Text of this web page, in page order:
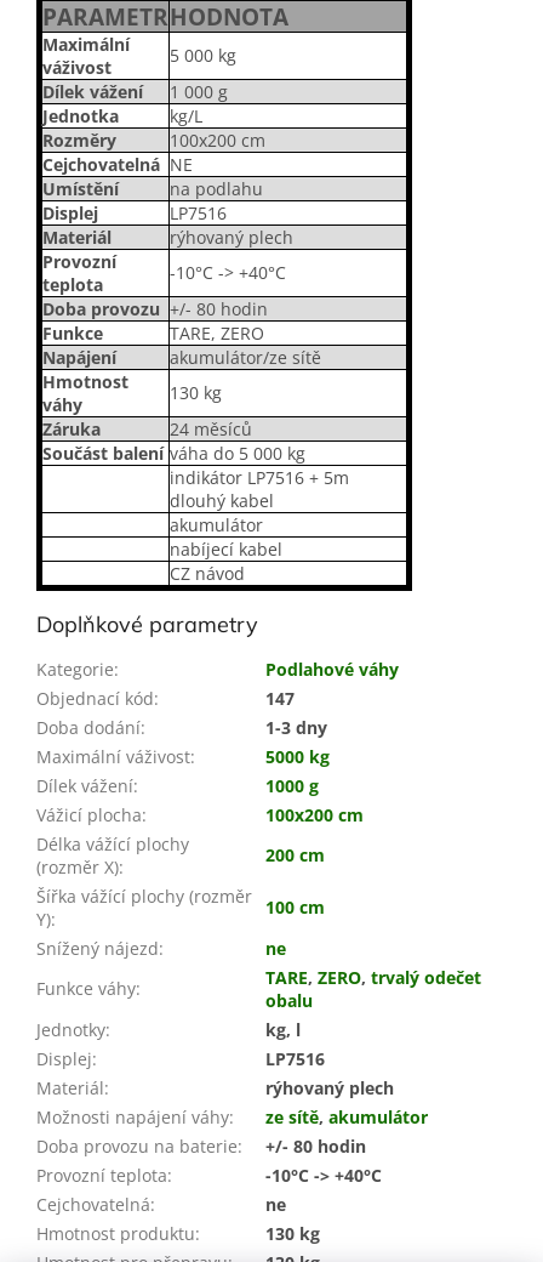
PARAMETRHODNOTA
Maximální
váživost
5 000 kg
Dílek vážení
1 000 g
Jednotka
kg/L
Rozměry
100x200 cm
Cejchovatelná NE
Umístění
na podlahu
Displej
LP7516
Materiál
rýhovaný plech
Provozní
teplota
-10°C -> +40°C
Doba provozu +/- 80 hodin
Funkce
TARE, ZERO
Napájení
akumulátor/ze sítě
Hmotnost
váhy
130 kg
Záruka
24 měsíců
Součást balení váha do 5 000 kg
indikátor LP7516 + 5m
dlouhý kabel
akumulátor
nabíjecí kabel
CZ návod
Doplňkové parametry
Kategorie:
Podlahové váhy
Objednací kód:
147
Doba dodání:
1-3 dny
Maximální váživost:
5000 kg
Dílek vážení:
1000 g
Vážicí plocha:
100x200 cm
Délka vážící plochy
(rozměr X):
200 cm
Šířka vážící plochy (rozměr
Y):
100 cm
Snížený nájezd:
ne
Funkce váhy: TARE, ZERO, trvalý odečet
obalu
Jednotky:
kg, l
Displej:
LP7516
Materiál:
rýhovaný plech
Možnosti napájení váhy: ze sítě, akumulátor
Doba provozu na baterie:
+/- 80 hodin
Provozní teplota:
-10°C -> +40°C
Cejchovatelná:
ne
Hmotnost produktu:
130 kg